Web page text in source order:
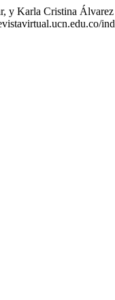
y Karla Cristina